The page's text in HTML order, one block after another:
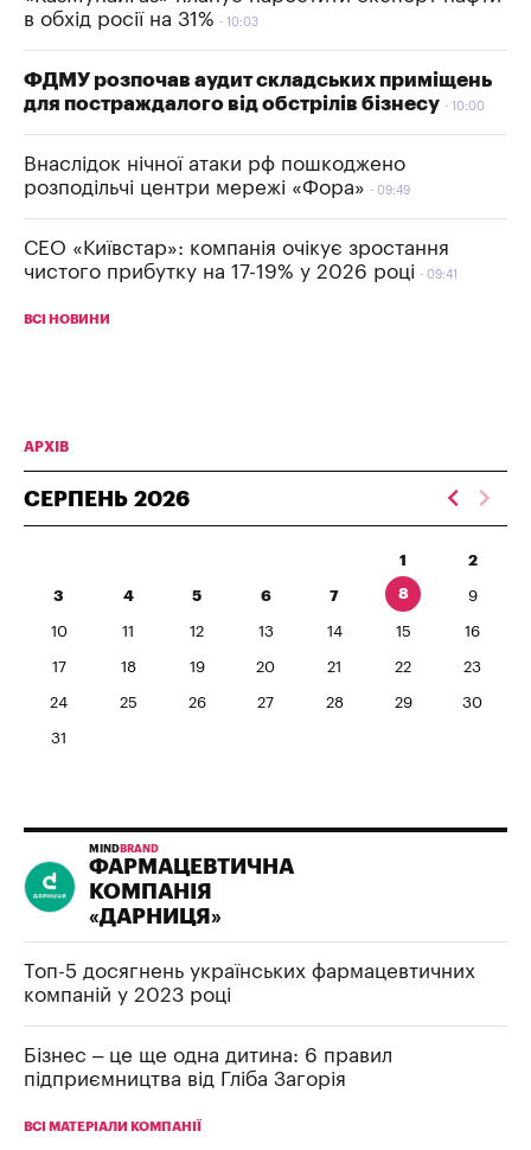
в обхід росії на 31%
10:03
ФДМУ розпочав аудит складських приміщень
для постраждалого від обстрілів бізнесу
10:00
Внаслідок нічної атаки рф пошкоджено
розподільчі центри мережі «Фора»
09:49
СЕО «Київстар»: компанія очікує зростання
чистого прибутку на 17-19% у 2026 році
09:41
ВСІ НОВИНИ
АРХІВ
СЕРПЕНЬ 2026
1 2
3 4 5 6 7 8 9
10 11 12 13 14 15 16
17 18 19 20 21 22 23
24 25 26 27 28 29 30
31
MIND BRAND
ФАРМАЦЕВТИЧНА
КОМПАНІЯ
«ДАРНИЦЯ»
Топ-5 досягнень українських фармацевтичних
компаній у 2023 році
Бізнес – це ще одна дитина: 6 правил
підприємництва від Гліба Загорія
ВСІ МАТЕРІАЛИ КОМПАНІЇ